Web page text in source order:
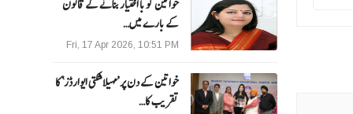
خواتین کو با اختیار بنانے کے قانون
کے بارے میں…
Fri, 17 Apr 2026, 10:51 PM
خواتین کے دن پر ’مہیلا شکتی ایوارڈز‘ کا
تقریب کا…